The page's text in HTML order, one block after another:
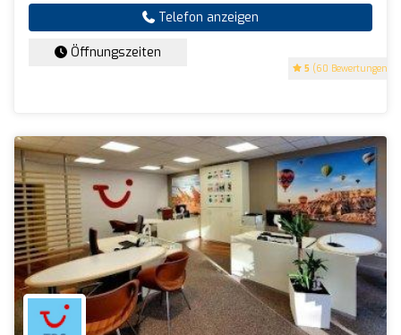
5 (60 Bewertungen)
Telefon anzeigen
Öffnungszeiten